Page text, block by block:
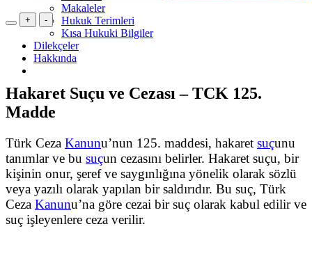
Makaleler
Hukuk Terimleri
Kısa Hukuki Bilgiler
Dilekçeler
Hakkında
+ -
Hakaret Suçu ve Cezası – TCK 125.
Madde
Türk Ceza Kanunu’nun 125. maddesi, hakaret suçunu
tanımlar ve bu suçun cezasını belirler. Hakaret suçu, bir
kişinin onur, şeref ve saygınlığına yönelik olarak sözlü
veya yazılı olarak yapılan bir saldırıdır. Bu suç, Türk
Ceza Kanunu’na göre cezai bir suç olarak kabul edilir ve
suç işleyenlere ceza verilir.